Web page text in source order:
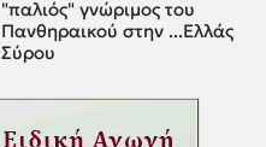
"παλιός" γνώριμος του
Πανθηραικού στην ...Ελλάς
Σύρου